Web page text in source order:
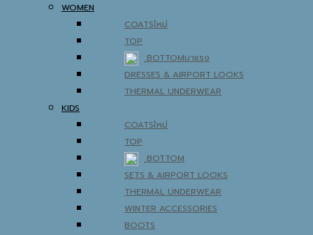
WOMEN
COATS
TOP
BOTTOM
DRESSES & AIRPORT LOOKS
THERMAL UNDERWEAR
KIDS
COATS
TOP
BOTTOM
SETS & AIRPORT LOOKS
THERMAL UNDERWEAR
WINTER ACCESSORIES
BOOTS